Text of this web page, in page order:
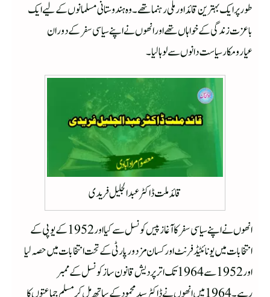
طور پر ایک بہترین قائد اور ملی رہنما تھے۔ وہ ہندوستانی مسلمانوں کے لیے ایک
باعزت زندگی کے خواہاں تھے اور انھوں نے اپنے سیاسی سفر کے دوران
عیارومکار سیاست دانوں سے لوہا لیا۔
قائد ملت ڈاکٹر عبدالجلیل فریدی
انھوں نے اپنے سیاسی سفر کا آغاز پیس کونسل سے کیا اور 1952 کے یوپی کے
انتخابات میں یونائٹیڈ فرنٹ اور کسان مزدور پارٹی کے تحت انتخابات میں حصہ لیا
اور 1952سے 1964 تک اترپردیش قانون ساز کونسل کے ممبر